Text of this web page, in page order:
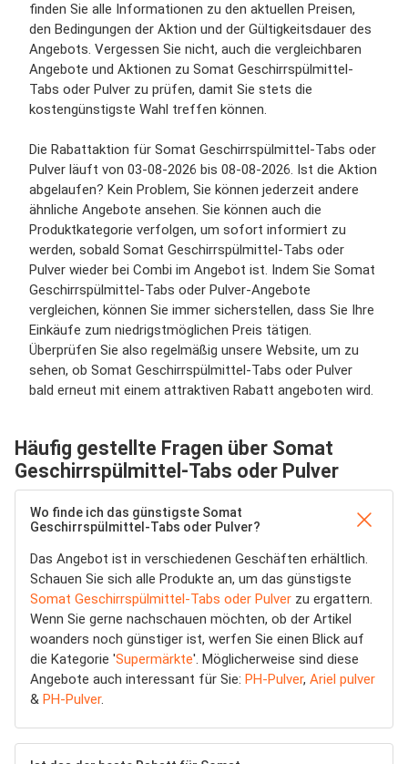
finden Sie alle Informationen zu den aktuellen Preisen,
den Bedingungen der Aktion und der Gültigkeitsdauer des
Angebots. Vergessen Sie nicht, auch die vergleichbaren
Angebote und Aktionen zu Somat Geschirrspülmittel-
Tabs oder Pulver zu prüfen, damit Sie stets die
kostengünstigste Wahl treffen können.
Die Rabattaktion für Somat Geschirrspülmittel-Tabs oder
Pulver läuft von 03-08-2026 bis 08-08-2026. Ist die Aktion
abgelaufen? Kein Problem, Sie können jederzeit andere
ähnliche Angebote ansehen. Sie können auch die
Produktkategorie verfolgen, um sofort informiert zu
werden, sobald Somat Geschirrspülmittel-Tabs oder
Pulver wieder bei Combi im Angebot ist. Indem Sie Somat
Geschirrspülmittel-Tabs oder Pulver-Angebote
vergleichen, können Sie immer sicherstellen, dass Sie Ihre
Einkäufe zum niedrigstmöglichen Preis tätigen.
Überprüfen Sie also regelmäßig unsere Website, um zu
sehen, ob Somat Geschirrspülmittel-Tabs oder Pulver
bald erneut mit einem attraktiven Rabatt angeboten wird.
Häufig gestellte Fragen über Somat
Geschirrspülmittel-Tabs oder Pulver
Wo finde ich das günstigste Somat
Geschirrspülmittel-Tabs oder Pulver?
Das Angebot ist in verschiedenen Geschäften erhältlich.
Schauen Sie sich alle Produkte an, um das günstigste
Somat Geschirrspülmittel-Tabs oder Pulver zu ergattern.
Wenn Sie gerne nachschauen möchten, ob der Artikel
woanders noch günstiger ist, werfen Sie einen Blick auf
die Kategorie 'Supermärkte'. Möglicherweise sind diese
Angebote auch interessant für Sie: PH-Pulver, Ariel pulver
& PH-Pulver.